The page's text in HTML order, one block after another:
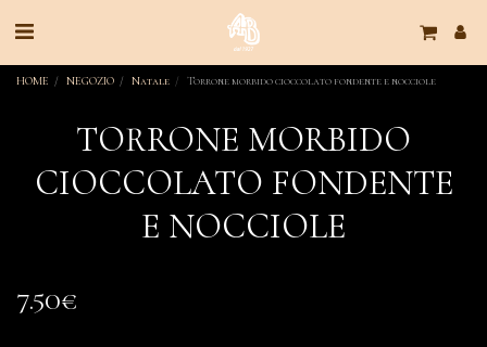
HOME NEGOZIO Natale Torrone morbido cioccolato fondente e nocciole
TORRONE MORBIDO
CIOCCOLATO FONDENTE
E NOCCIOLE
7.50€